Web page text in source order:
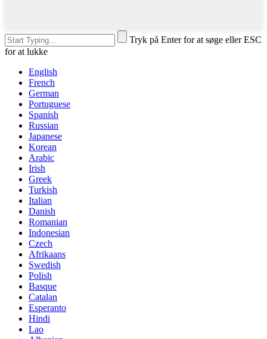
Tryk på Enter for at søge eller ESC
for at lukke
English
French
German
Portuguese
Spanish
Russian
Japanese
Korean
Arabic
Irish
Greek
Turkish
Italian
Danish
Romanian
Indonesian
Czech
Afrikaans
Swedish
Polish
Basque
Catalan
Esperanto
Hindi
Lao